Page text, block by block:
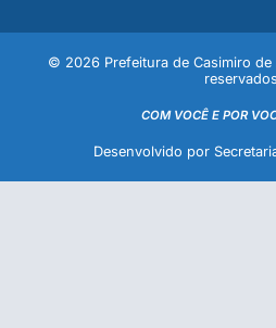
© 2026 Prefeitura de Casimiro
COM VOCÊ E POR
Desenvolvido por